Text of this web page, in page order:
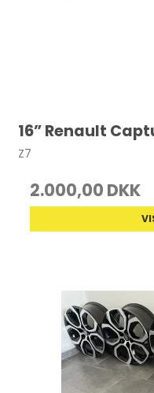
16” Renault
Z7
2.000,00 DKK